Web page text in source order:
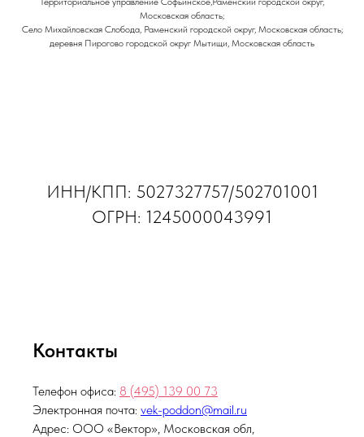
Московская область;
Село Михайловская Слобода, Раменский городской округ, Московская область;
деревня Пирогово городской округ Мытищи, Московская область
ИНН/КПП: 5027327757/502701001
ОГРН: 1245000043991
Контакты
Телефон офиса: 8 (495) 139 00 73
Электронная почта: vek-poddon@mail.ru
Адрес: ООО «Вектор», Московская обл,